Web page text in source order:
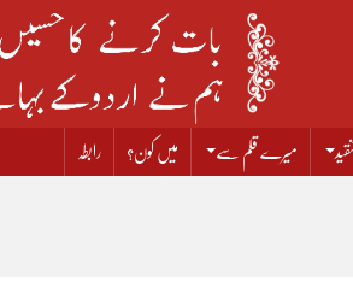
میرے قلم سے میں کون؟ رابطہ